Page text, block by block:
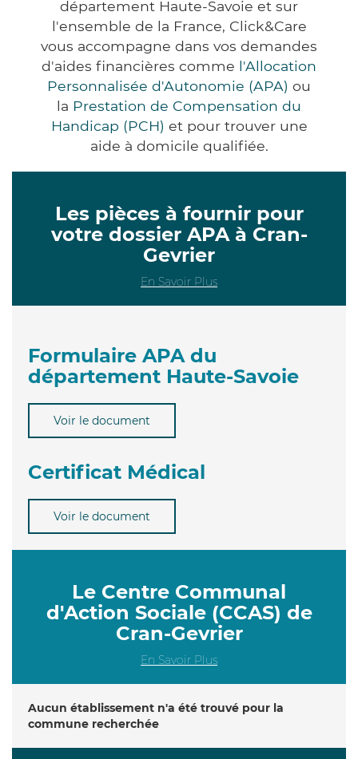
département Haute-Savoie et sur
l'ensemble de la France, Click&Care
vous accompagne dans vos demandes
d'aides financières comme l'Allocation
Personnalisée d'Autonomie (APA) ou
la Prestation de Compensation du
Handicap (PCH) et pour trouver une
aide à domicile qualifiée.
Les pièces à fournir pour
votre dossier APA à Cran-
Gevrier
En Savoir Plus
Formulaire APA du
département Haute-Savoie
Voir le document
Certificat Médical
Voir le document
Le Centre Communal
d'Action Sociale (CCAS) de
Cran-Gevrier
En Savoir Plus
Aucun établissement n'a été trouvé pour la
commune recherchée